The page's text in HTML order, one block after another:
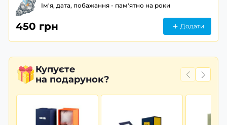
Ім'я, дата, побажання - пам'ятно на роки
450 грн Додати
Купуєте
на подарунок?